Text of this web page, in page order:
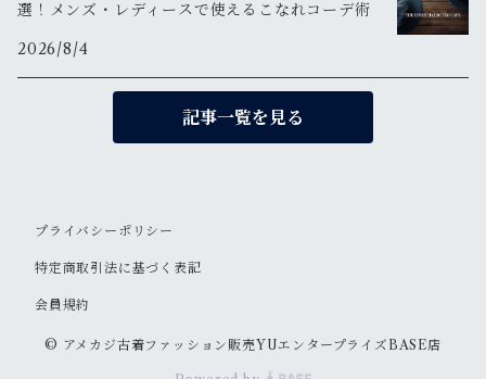
選！メンズ・レディースで使えるこなれコーデ術
2026/8/4
記事一覧を見る
プライバシーポリシー
特定商取引法に基づく表記
会員規約
© アメカジ古着ファッション販売YUエンタープライズBASE店